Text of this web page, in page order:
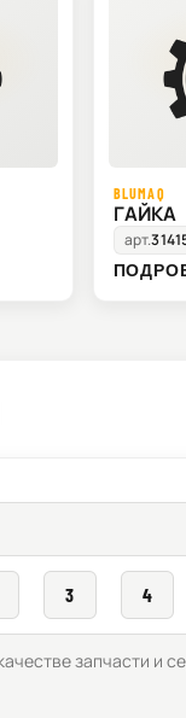
BLUMAQ
ГАЙКА
арт.
3 4